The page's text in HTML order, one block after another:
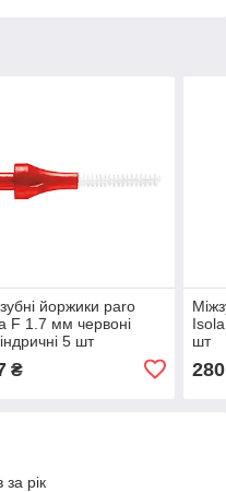
йоржики paro
F 1.7 мм червоні
5 шт
₴
шт
280
за рік